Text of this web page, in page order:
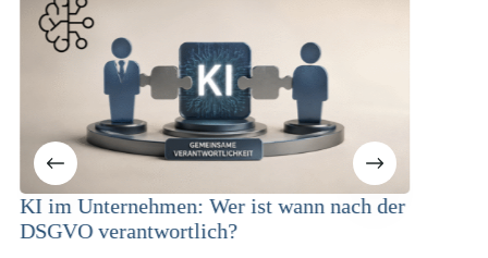
Wer ist wann nach der
verantwortlich?
KI-Compliance